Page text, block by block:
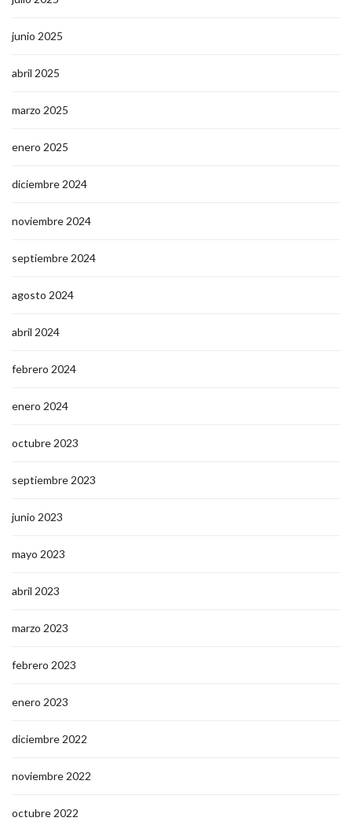
junio 2025
abril 2025
marzo 2025
enero 2025
diciembre 2024
noviembre 2024
septiembre 2024
agosto 2024
abril 2024
febrero 2024
enero 2024
octubre 2023
septiembre 2023
junio 2023
mayo 2023
abril 2023
marzo 2023
febrero 2023
enero 2023
diciembre 2022
noviembre 2022
octubre 2022